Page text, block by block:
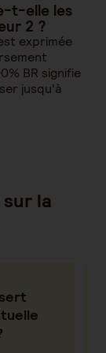
t-elle les
2 ?
exprimée
BR signifie
jusqu'à
la